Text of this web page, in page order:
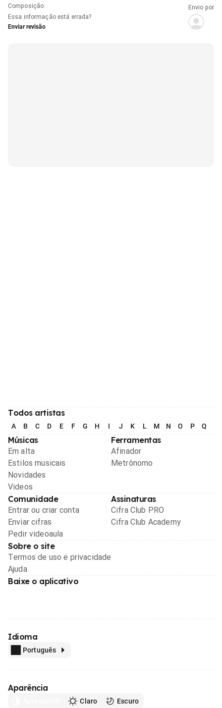
Composição:
Essa informação está errada?
Enviar revisão
Envio por
Todos artistas
A B C D E F G H I J K L M N O P Q
Músicas
Em alta
Estilos musicais
Novidades
Videos
Ferramentas
Afinador
Metrônomo
Comunidade
Entrar ou criar conta
Enviar cifras
Pedir videoaula
Assinaturas
Cifra Club PRO
Cifra Club Academy
Sobre o site
Termos de uso e privacidade
Ajuda
Baixe o aplicativo
Idioma
Português
Aparência
Claro Escuro